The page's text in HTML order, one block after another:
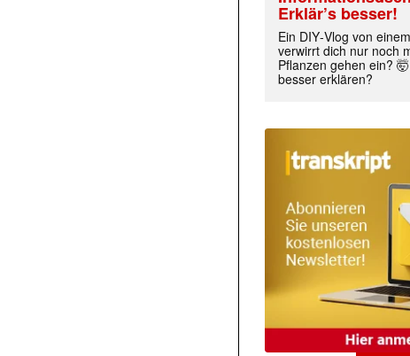
Erklär’s besser!
Ein DIY‑Vlog von
verwirrt dich nur noch
Pflanzen gehen ein?
besser erklären?